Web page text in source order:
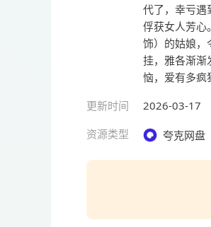
代了，幸亏遇
俘获女人芳心
饰）的姑娘，
挂，雅各渐渐
恼，爱有多疯
更新时间
2026-03-17
资源类型
夸克网盘